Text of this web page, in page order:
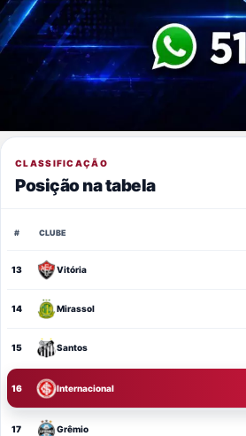
CLASSIFICAÇÃO
Posição na tabela
# CLUBE
13 Vitória
14 Mirassol
15 Santos
16 Internacional
17 Grêmio